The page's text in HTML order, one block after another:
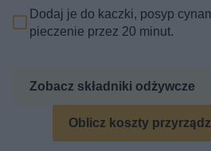
Dodaj je do kaczki, posyp
pieczenie przez 20 minut.
Zobacz składniki odżywcze
Oblicz koszty